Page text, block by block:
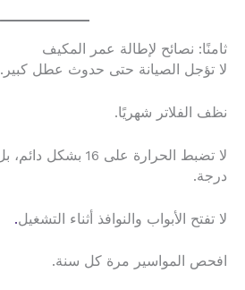
ثامنًا: نصائح لإطالة عمر المكيف
لا تؤجل الصيانة حتى حدوث عطل كبير.
نظف الفلاتر شهريًا.
درجة.
لا تفتح الأبواب والنوافذ أثناء التشغيل.
افحص المواسير مرة كل سنة.